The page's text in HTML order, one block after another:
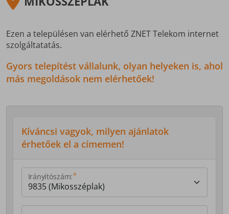
Ezen a településen van elérhető ZNET Telekom internet
szolgáltatatás.
Gyors telepítést vállalunk, olyan helyeken is, ahol
más megoldások nem elérhetőek!
Kíváncsi vagyok, milyen ajánlatok
érhetőek el a címemen!
Irányítószám: